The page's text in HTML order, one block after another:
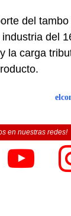
del
del
la carga
en nuestras redes!